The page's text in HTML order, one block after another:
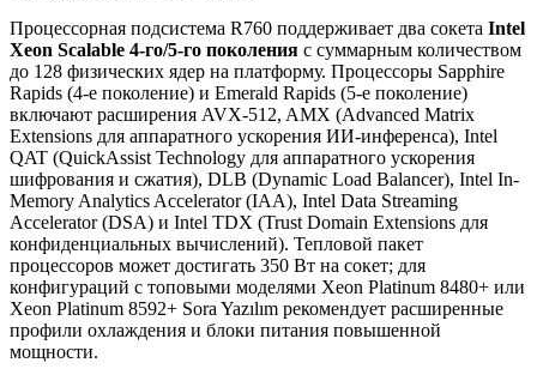
Процессорная подсистема R760 поддерживает два сокета Intel
Xeon Scalable 4-го/5-го поколения с суммарным количеством
до 128 физических ядер на платформу. Процессоры Sapphire
Rapids (4-е поколение) и Emerald Rapids (5-е поколение)
включают расширения AVX-512, AMX (Advanced Matrix
Extensions для аппаратного ускорения ИИ-инференса), Intel
QAT (QuickAssist Technology для аппаратного ускорения
шифрования и сжатия), DLB (Dynamic Load Balancer), Intel In-
Memory Analytics Accelerator (IAA), Intel Data Streaming
Accelerator (DSA) и Intel TDX (Trust Domain Extensions для
конфиденциальных вычислений). Тепловой пакет
процессоров может достигать 350 Вт на сокет; для
конфигураций с топовыми моделями Xeon Platinum 8480+ или
Xeon Platinum 8592+ Sora Yazılım рекомендует расширенные
профили охлаждения и блоки питания повышенной
мощности.